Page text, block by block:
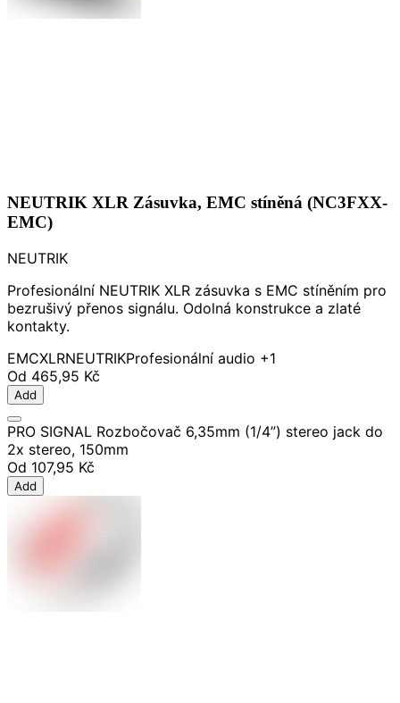
NEUTRIK XLR Zásuvka, EMC stíněná (NC3FXX-
EMC)
NEUTRIK
Profesionální NEUTRIK XLR zásuvka s EMC stíněním pro
bezrušivý přenos signálu. Odolná konstrukce a zlaté
kontakty.
EMCXLRNEUTRIKProfesionální audio +1
Od 465,95 Kč
Add
PRO SIGNAL Rozbočovač 6,35mm (1/4”) stereo jack do
2x stereo, 150mm
Od 107,95 Kč
Add